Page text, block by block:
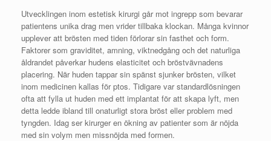
Utvecklingen inom estetisk kirurgi går mot ingrepp som bevarar
patientens unika drag men vrider tillbaka klockan. Många kvinnor
upplever att brösten med tiden förlorar sin fasthet och form.
Faktorer som graviditet, amning, viktnedgång och det naturliga
åldrandet påverkar hudens elasticitet och bröstvävnadens
placering. När huden tappar sin spänst sjunker brösten, vilket
inom medicinen kallas för ptos. Tidigare var standardlösningen
ofta att fylla ut huden med ett implantat för att skapa lyft, men
detta ledde ibland till onaturligt stora bröst eller problem med
tyngden. Idag ser kirurger en ökning av patienter som är nöjda
med sin volym men missnöjda med formen.